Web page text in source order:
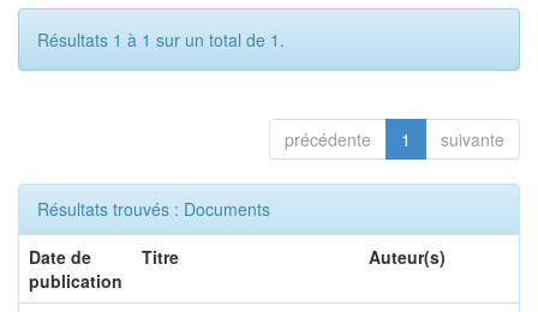
Résultats 1 à 1 sur un total de 1.
précédente 1 suivante
Résultats trouvés : Documents
Date de
publication
Titre Auteur(s)